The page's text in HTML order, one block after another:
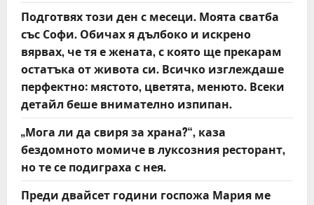
t
i
o
n
Подготвях този ден с месеци. Моята сватба
със Софи. Обичах я дълбоко и искрено
вярвах, че тя е жената, с която ще прекарам
остатъка от живота си. Всичко изглеждаше
перфектно: мястото, цветята, менюто. Всеки
детайл беше внимателно изпипан.
„Мога ли да свиря за храна?“, каза
бездомното момиче в луксозния ресторант,
но те се подиграха с нея.
Преди двайсет години госпожа Мария ме